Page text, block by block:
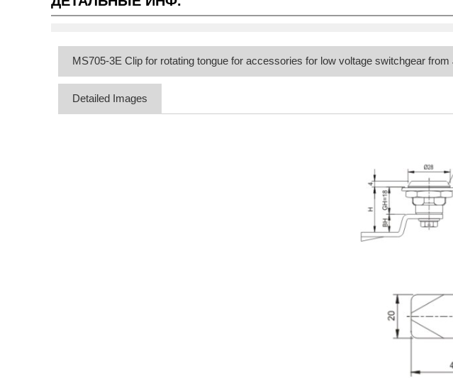
MS705-3E Clip for rotating tongue for accessories for low voltage switchgear
Detailed Images